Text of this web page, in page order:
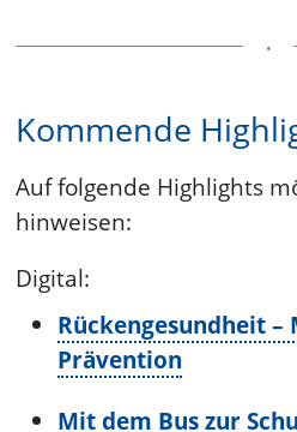
Kommende
Auf folgende Highlights
hinweisen:
Digital:
Rückengesundheit
Prävention
Mit dem Bus zur